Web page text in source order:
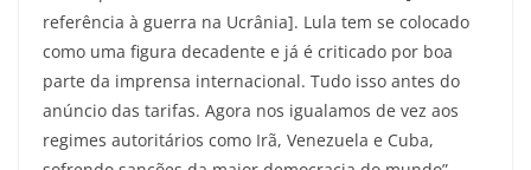
referência à guerra na Ucrânia]. Lula tem se colocado
como uma figura decadente e já é criticado por boa
parte da imprensa internacional. Tudo isso antes do
anúncio das tarifas. Agora nos igualamos de vez aos
regimes autoritários como Irã, Venezuela e Cuba,